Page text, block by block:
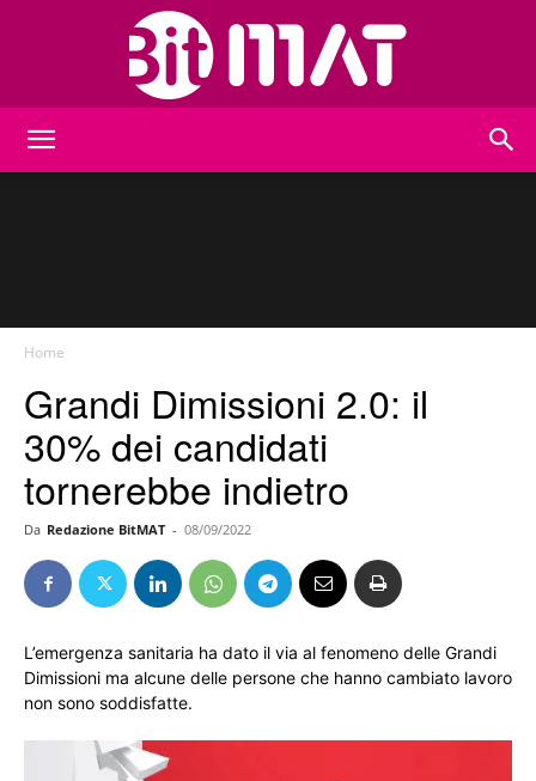
Home
Grandi Dimissioni 2.0: il
30% dei candidati
tornerebbe indietro
Da Redazione BitMAT - 08/09/2022
L’emergenza sanitaria ha dato il via al fenomeno delle Grandi
Dimissioni ma alcune delle persone che hanno cambiato lavoro
non sono soddisfatte.